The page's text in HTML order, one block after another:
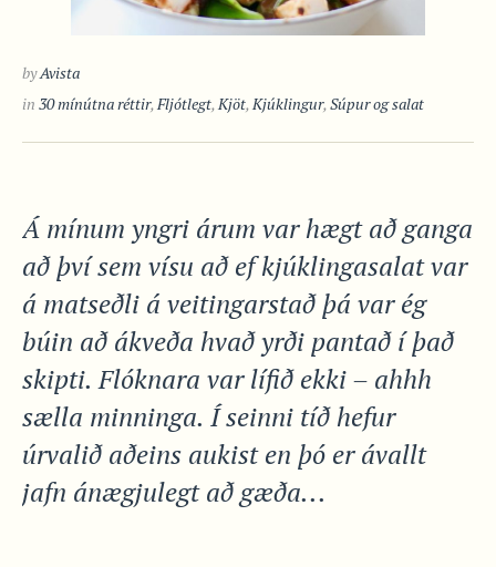
byAvista
in 30 mínútna réttir,Fljótlegt,Kjöt,Kjúklingur,Súpur og salat
Á mínum yngri árum var hægt að ganga
að því sem vísu að ef kjúklingasalat var
á matseðli á veitingarstað þá var ég
búin að ákveða hvað yrði pantað í það
skipti. Flóknara var lífið ekki – ahhh
sælla minninga. Í seinni tíð hefur
úrvalið aðeins aukist en þó er ávallt
jafn ánægjulegt að gæða...